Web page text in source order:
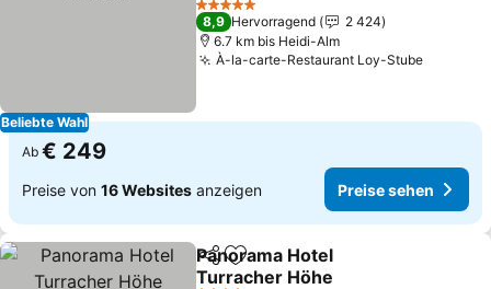
Beliebte Wahl
5 Sterne
8,9 Hervorragend
2 424
6.7 km bis Heidi-Alm
À-la-carte-Restaurant Loy-Stube
Ab € 249
Preise von 16 Websites anzeigen Preise sehen
TeilenZu Favoriten hinzufügen
Panorama Hotel
Turracher Höhe